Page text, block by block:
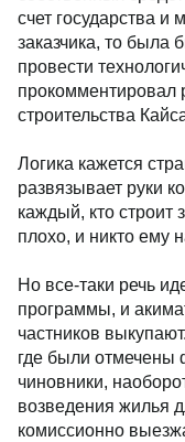
счет государства
заказчика, то была
провести
прокомментировал
строительства
Логика кажется
развязывает руки
каждый, кто строит
плохо, и никто ему
Но все-таки речь
программы, и
частников
где были отмечены
чиновники,
возведения жилья
комиссионно